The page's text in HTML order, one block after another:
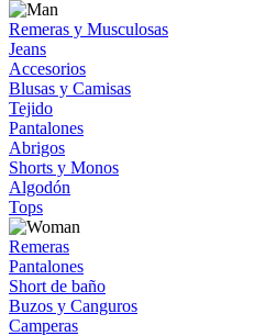
Remeras y Musculosas
Jeans
Accesorios
Blusas y Camisas
Tejido
Pantalones
Abrigos
Shorts y Monos
Algodón
Tops
Remeras
Pantalones
Short de baño
Buzos y Canguros
Camperas